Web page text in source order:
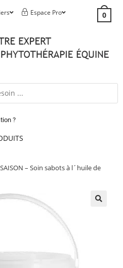
Espace Pro 0
?
– Soin sabots à l´huile de